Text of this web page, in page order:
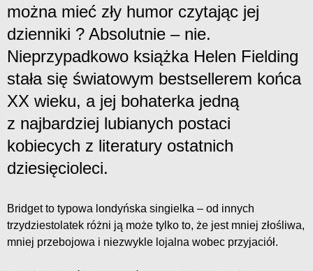
można mieć zły humor czytając jej
dzienniki ? Absolutnie – nie.
Nieprzypadkowo książka Helen Fielding
stała się światowym bestsellerem końca
XX wieku, a jej bohaterka jedną
z najbardziej lubianych postaci
kobiecych z literatury ostatnich
dziesięcioleci.
Bridget to typowa londyńska singielka – od innych
trzydziestolatek różni ją może tylko to, że jest mniej złośliwa,
mniej przebojowa i niezwykle lojalna wobec przyjaciół.